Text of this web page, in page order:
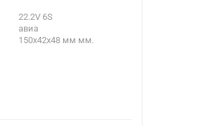
22.2V 6S
авиа
150x42х48 мм мм.